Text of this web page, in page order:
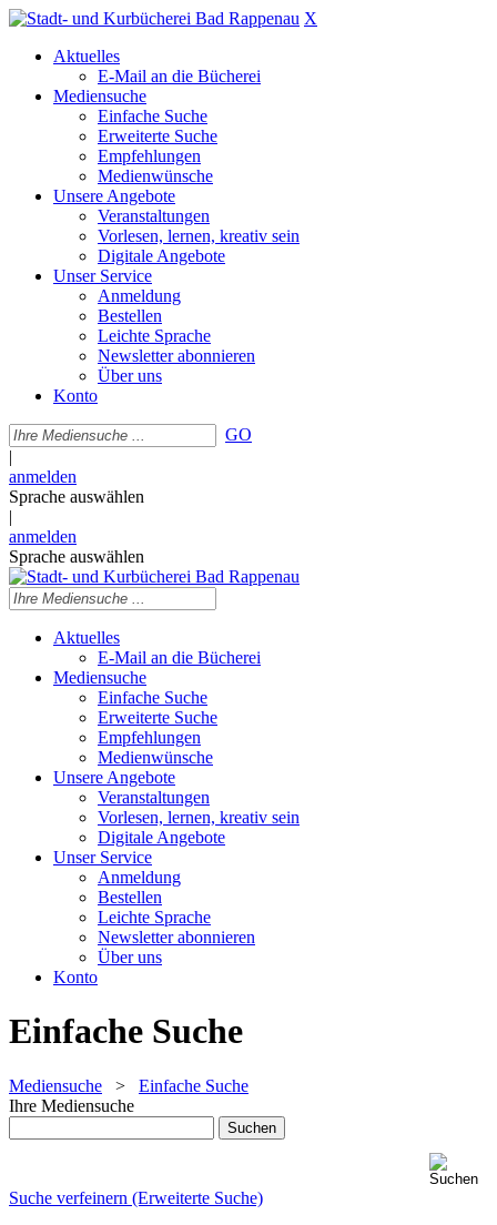
X
Aktuelles
E-Mail an die Bücherei
Mediensuche
Einfache Suche
Erweiterte Suche
Empfehlungen
Medienwünsche
Unsere Angebote
Veranstaltungen
Vorlesen, lernen, kreativ sein
Digitale Angebote
Unser Service
Anmeldung
Bestellen
Leichte Sprache
Newsletter abonnieren
Über uns
Konto
GO
|
anmelden
Sprache auswählen
|
anmelden
Sprache auswählen
Aktuelles
E-Mail an die Bücherei
Mediensuche
Einfache Suche
Erweiterte Suche
Empfehlungen
Medienwünsche
Unsere Angebote
Veranstaltungen
Vorlesen, lernen, kreativ sein
Digitale Angebote
Unser Service
Anmeldung
Bestellen
Leichte Sprache
Newsletter abonnieren
Über uns
Konto
Einfache Suche
Mediensuche > Einfache Suche
Ihre Mediensuche
Suche verfeinern (Erweiterte Suche)